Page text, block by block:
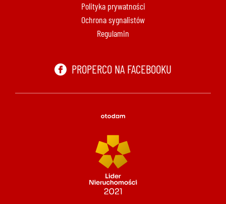
Polityka prywatności
Ochrona sygnalistów
Regulamin
PROPERCO NA FACEBOOKU